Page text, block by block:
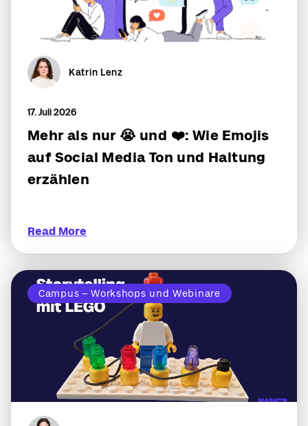
Katrin Lenz
17. Juli 2026
Mehr als nur 😭 und ❤️: Wie Emojis
auf Social Media Ton und Haltung
erzählen
Read More
Campus – Workshops und Webinare